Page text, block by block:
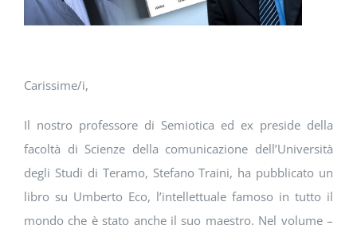
Carissime/i,
Il nostro professore di Semiotica ed ex preside della
facoltà di Scienze della comunicazione dell’Università
degli Studi di Teramo, Stefano Traini, ha pubblicato un
libro su Umberto Eco, l’intellettuale famoso in tutto il
mondo che è stato anche il suo maestro. Nel volume –